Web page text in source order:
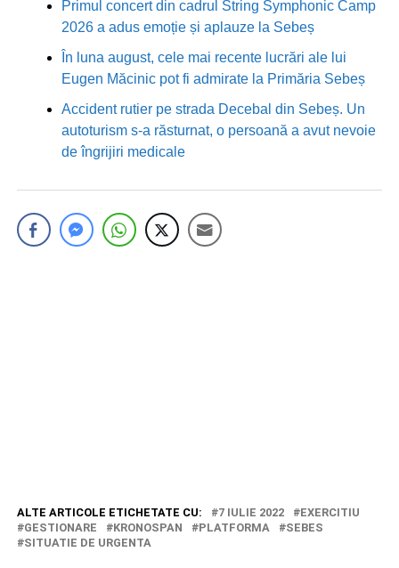
Primul concert din cadrul String Symphonic Camp
2026 a adus emoție și aplauze la Sebeș
În luna august, cele mai recente lucrări ale lui
Eugen Măcinic pot fi admirate la Primăria Sebeș
Accident rutier pe strada Decebal din Sebeș. Un
autoturism s-a răsturnat, o persoană a avut nevoie
de îngrijiri medicale
ALTE ARTICOLE ETICHETATE CU: 7 IULIE 2022
EXERCITIU
GESTIONARE
KRONOSPAN PLATFORMA
SEBES
SITUATIE DE URGENTA